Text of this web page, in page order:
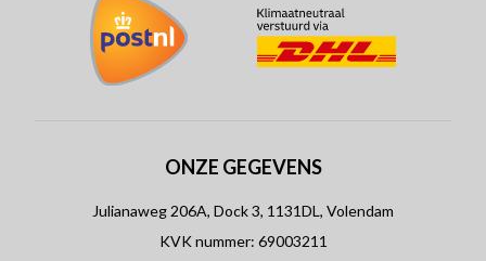
ONZE GEGEVENS
Julianaweg 206A, Dock 3, 1131DL, Volendam
KVK nummer: 69003211